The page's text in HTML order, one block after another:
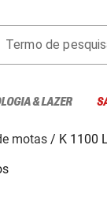
Termo de
& LAZER
motas
K 1100